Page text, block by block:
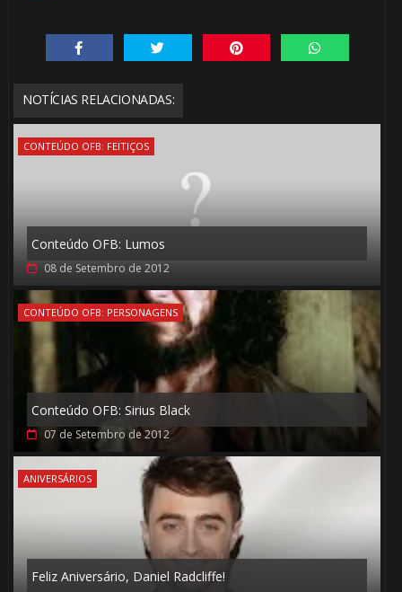
NOTÍCIAS RELACIONADAS:
CONTEÚDO OFB: FEITIÇOS
Conteúdo OFB: Lumos
08 de Setembro de 2012
CONTEÚDO OFB: PERSONAGENS
Conteúdo OFB: Sirius Black
07 de Setembro de 2012
ANIVERSÁRIOS
Feliz Aniversário, Daniel Radcliffe!